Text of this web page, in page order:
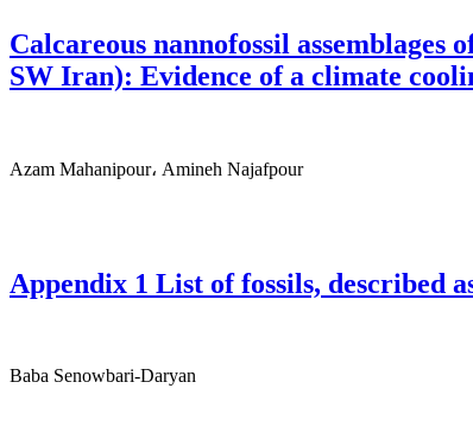
Calcareous nannofossil
SW Iran): Evidence of a climate
Azam Mahanipour، Amineh Najafpour
Appendix 1 List of fossils, described
Baba Senowbari-Daryan